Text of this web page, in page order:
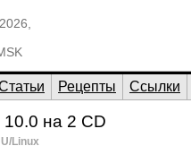
Рецепты Ссылки
на 2 CD
Linux